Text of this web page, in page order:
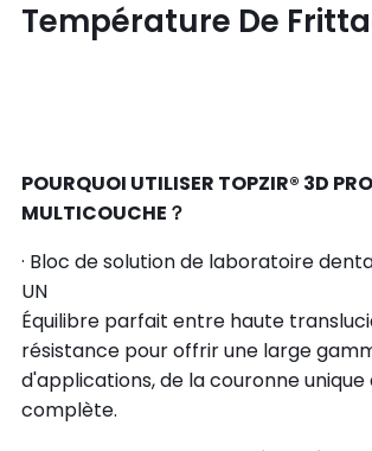
Température De
POURQUOI UTILISER TOPZIR® 3D PRO
MULTICOUCHE？
· Bloc de solution de laboratoire
UN
Équilibre parfait entre haute
résistance pour offrir une large
d'applications, de la couronne
complète.